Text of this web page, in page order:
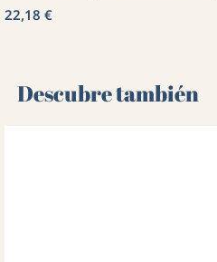
22,18 €
Descubre también 🌻